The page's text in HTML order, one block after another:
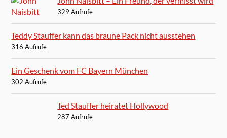
329 Aufrufe
Teddy Stauffer kann das braune Pack nicht ausstehen
316 Aufrufe
Ein Geschenk vom FC Bayern München
302 Aufrufe
Ted Stauffer heiratet Hollywood
287 Aufrufe